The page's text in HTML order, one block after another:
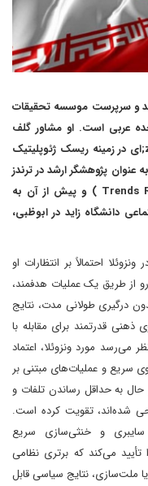
و سرپرست موسسه تحقیقات
عربی است. او مشاور گلف
استیتس آنالیتیکس، یک شرکت مشاوره&zwnj;ای در زمینه ریسک ژئوپلیتیک
پژوهشگر ارشد در ترندز
ریسرچ اند ادوایزری (Trends Research & Advisory ) و پیش از آن به
دانشگاه زاید در ابوظبی،
احتمالاً بر انتظارات او
از طریق یک عملیات هدفمند،
درگیری طولانی مدت، نتایج
قدرتمند برای مقابله با
مورد ونزوئلا، اعتماد
سریع و عملیات‌های مبتنی بر
به حداقل رساندن تلفات و
شده‌اند، تقویت کرده است.
سایبری و خنثی‌سازی سریع
می‌کند که برتری نظامی
ملت‌سازی، نتایج سیاسی قابل